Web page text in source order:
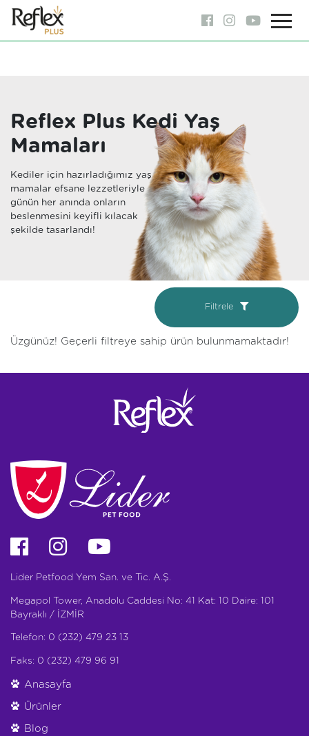
Reflex Plus Kedi Yaş
Mamaları
Kediler için hazırladığımız yaş
mamalar efsane lezzetleriyle
günün her anında onların
beslenmesini keyifli kılacak
şekilde tasarlandı!
Filtrele
Üzgünüz! Geçerli filtreye sahip ürün bulunmamaktadır!
Lider Petfood Yem San. ve Tic. A.Ş.
Megapol Tower, Anadolu Caddesi No: 41 Kat: 10 Daire: 101
Bayraklı / İZMİR
Telefon: 0 (232) 479 23 13
Faks: 0 (232) 479 96 91
Anasayfa
Ürünler
Blog